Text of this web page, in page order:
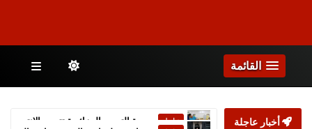
القائمة
أخبار عاجلة عاجل